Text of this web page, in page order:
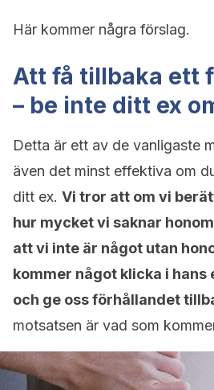
Här kommer några förslag.
Att få tillbaka ett
– be inte ditt ex
Detta är ett av de vanligaste
även det minst effektiva om
ditt ex. Vi tror att om vi
hur mycket vi saknar
att vi inte är något utan
kommer något klicka i hans
och ge oss förhållandet
motsatsen är vad som